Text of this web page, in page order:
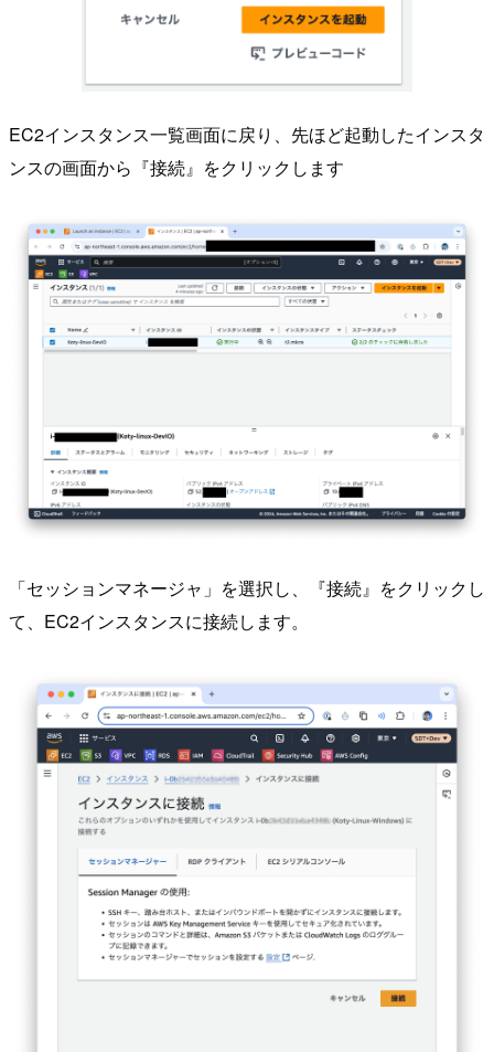
EC2インスタンス一覧画面に戻り、先ほど起動したインスタ
ンスの画面から『接続』をクリックします
「セッションマネージャ」を選択し、『接続』をクリックし
て、EC2インスタンスに接続します。